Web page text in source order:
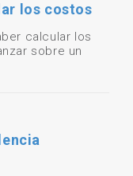
los costos
calcular los
sobre un